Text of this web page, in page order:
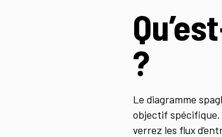
?
Le diagramme
objectif spécifique.
verrez les flux